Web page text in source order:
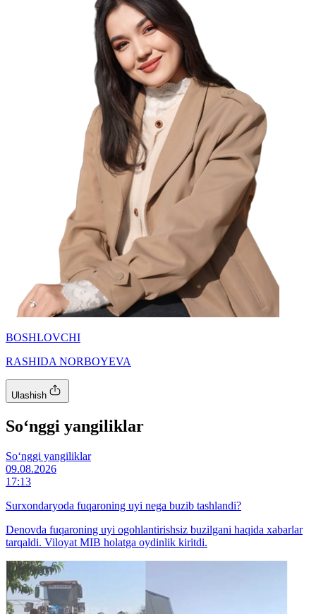
BOSHLOVCHI
RASHIDA NORBOYEVA
Ulashish
So‘nggi yangiliklar
So‘nggi yangiliklar
09.08.2026
17:13
Surxondaryoda fuqaroning uyi nega buzib tashlandi?
Denovda fuqaroning uyi ogohlantirishsiz buzilgani haqida xabarlar
tarqaldi. Viloyat MIB holatga oydinlik kiritdi.